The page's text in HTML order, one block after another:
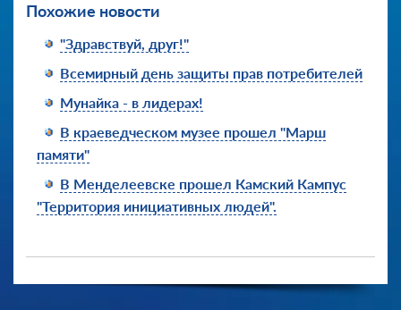
Похожие новости
"Здравствуй, друг!"
Всемирный день защиты прав потребителей
Мунайка - в лидерах!
В краеведческом музее прошел "Марш
памяти"
В Менделеевске прошел Камский Кампус
"Территория инициативных людей".